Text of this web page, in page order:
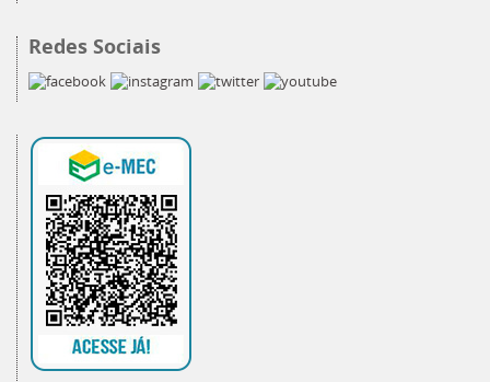
Redes Sociais